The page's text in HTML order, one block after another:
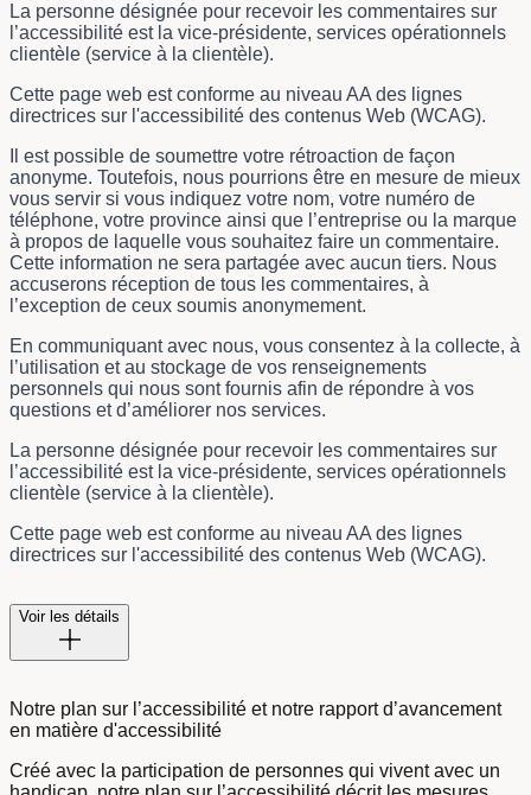
La personne désignée pour recevoir les commentaires sur
l’accessibilité est la vice-présidente, services opérationnels
clientèle (service à la clientèle).
Cette page web est conforme au niveau AA des lignes
directrices sur l'accessibilité des contenus Web (WCAG).
Il est possible de soumettre votre rétroaction de façon
anonyme. Toutefois, nous pourrions être en mesure de mieux
vous servir si vous indiquez votre nom, votre numéro de
téléphone, votre province ainsi que l’entreprise ou la marque
à propos de laquelle vous souhaitez faire un commentaire.
Cette information ne sera partagée avec aucun tiers. Nous
accuserons réception de tous les commentaires, à
l’exception de ceux soumis anonymement.
En communiquant avec nous, vous consentez à la collecte, à
l’utilisation et au stockage de vos renseignements
personnels qui nous sont fournis afin de répondre à vos
questions et d’améliorer nos services.
La personne désignée pour recevoir les commentaires sur
l’accessibilité est la vice-présidente, services opérationnels
clientèle (service à la clientèle).
Cette page web est conforme au niveau AA des lignes
directrices sur l'accessibilité des contenus Web (WCAG).
Voir les détails
Notre plan sur l’accessibilité et notre rapport d’avancement
en matière d'accessibilité
Créé avec la participation de personnes qui vivent avec un